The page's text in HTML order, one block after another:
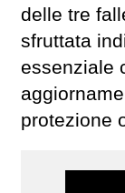
delle tre
sfruttata
essenziale
protezione